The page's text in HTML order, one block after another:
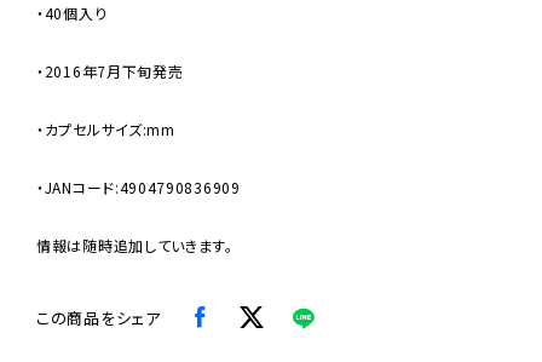
・40個入り
・2016年7月下旬発売
・カプセルサイズ:mm
・JANコード:4904790836909
情報は随時追加していきます。
この商品をシェア